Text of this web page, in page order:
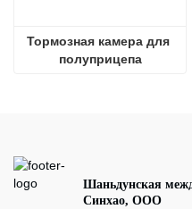
Тормозная камера для
полуприцепа
Шаньдунская
Синхао, ООО